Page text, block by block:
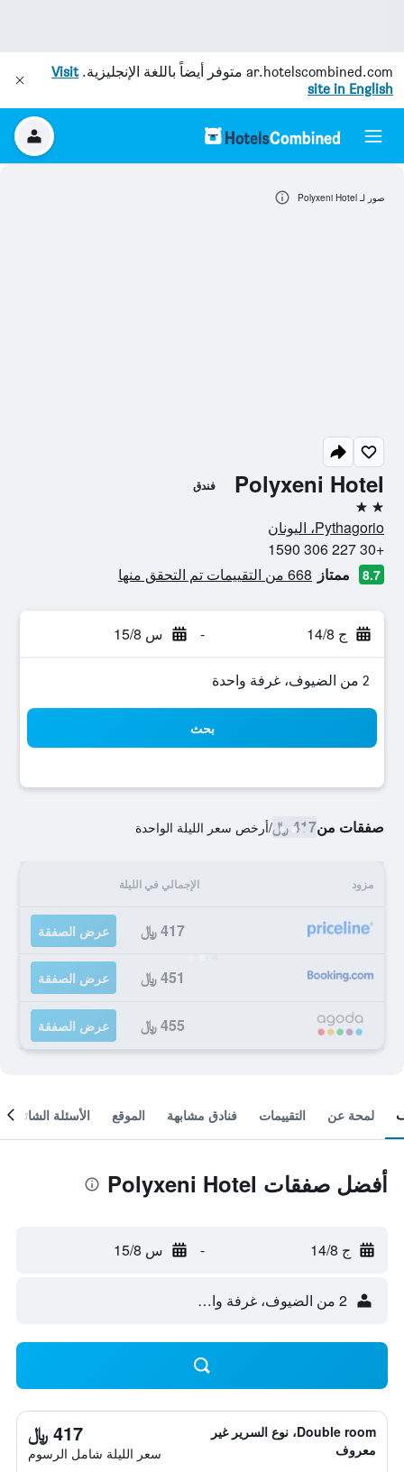
ar.hotelscombined.com متوفر أيضاً باللغة الإنجليزية.Visit
site in English
Polyxeni Hotel فندق
2 نجمتين
Pythagorio، اليونان
+30 227 306 1590
8.7 ممتاز 668 من التقييمات تم التحقق منها
ج 14/8 - س 15/8
2 من الضيوف، غرفة واحدة
بحث
صفقات من417 ﷼ /أرخص سعر الليلة الواحدة
مزود الإجمالي في الليلة
417 ﷼ عرض الصفقة
451 ﷼ عرض الصفقة
455 ﷼ عرض الصفقة
صور لـ Polyxeni Hotel
لمحة عن التقييمات فنادق مشابهة الموقع الأسئلة الشائعة
أفضل صفقات Polyxeni Hotel
ج 14/8 - س 15/8
2 من الضيوف، غرفة واحدة
Double room، نوع السرير غير
معروف
417 ﷼
سعر الليلة شامل الرسوم